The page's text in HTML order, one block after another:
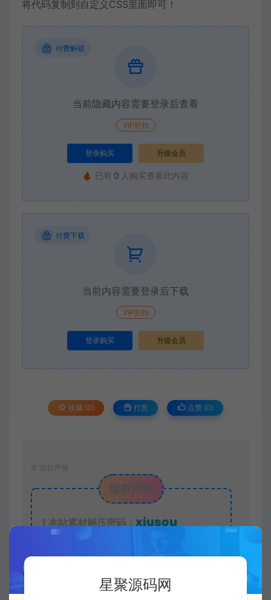
将代码复制到自定义CSS里面即可！
付费解锁
当前隐藏内容需要登录后查看
VIP折扣
登录购买 升级会员
已有 0 人购买查看此内容
付费下载
当前内容需要登录后下载
VIP折扣
登录购买 升级会员
收藏 (0) 打赏 点赞 (0)
© 版权声明
版权声明
1 本站素材解压密码： xjusou
本站永久网址：
本站内发布的一切内容仅限用于学习和
星聚源码网